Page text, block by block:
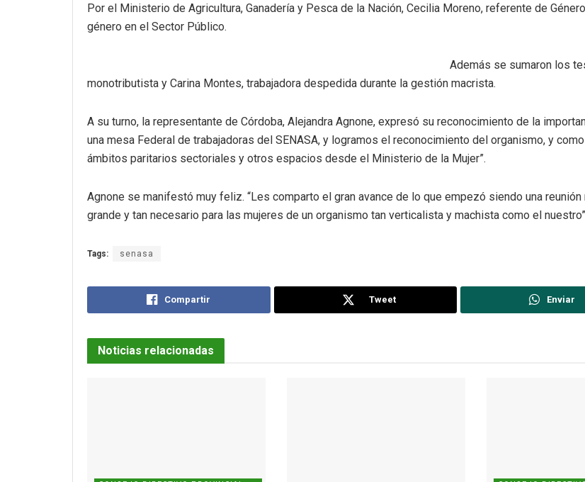
Por el Ministerio de Agricultura, Ganadería y Pesca de la Nación, Cecilia Moreno, referente de
género en el Sector Público.
Además se sumaron los
monotributista y Carina Montes, trabajadora despedida durante la gestión macrista.
A su turno, la representante de Córdoba, Alejandra Agnone, expresó su reconocimiento de la
una mesa Federal de trabajadoras del SENASA, y logramos el reconocimiento del organismo, y
ámbitos paritarios sectoriales y otros espacios desde el Ministerio de la Mujer”.
Agnone se manifestó muy feliz. “Les comparto el gran avance de lo que empezó siendo una
grande y tan necesario para las mujeres de un organismo tan verticalista y machista como el
Tags: senasa
Compartir Tweet Enviar
Noticias relacionadas